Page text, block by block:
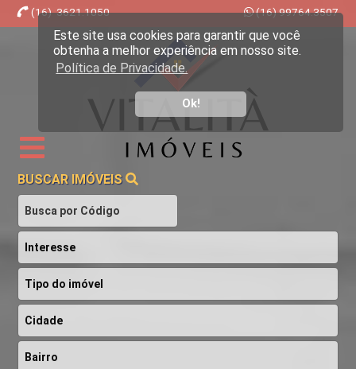
Este site usa cookies para garantir que você
obtenha a melhor experiência em nosso site.
Política de Privacidade.
Ok!
(16) 3621.1050 (16) 99764.3507
Imobiliária Ribeirão Preto - Vitalità Imóveis
BUSCAR IMÓVEIS